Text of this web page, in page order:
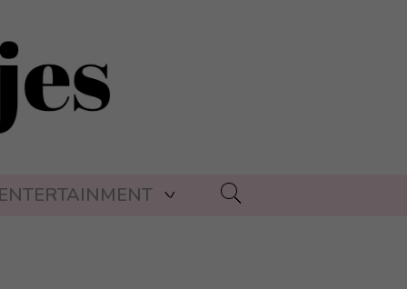
ENTERTAINMENT